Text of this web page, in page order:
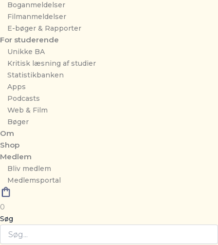
Boganmeldelser
Filmanmeldelser
E-bøger & Rapporter
For studerende
Unikke BA
Kritisk læsning af studier
Statistikbanken
Apps
Podcasts
Web & Film
Bøger
Om
Shop
Medlem
Bliv medlem
Medlemsportal
0
Søg